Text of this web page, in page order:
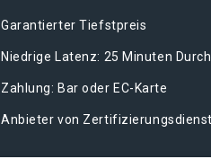
Garantierter Tiefstpreis
Niedrige Latenz: 25 Minuten
Zahlung: Bar oder EC-Karte
Anbieter von